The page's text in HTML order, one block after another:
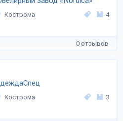
Кострома 4
0 отзывов
Кострома 3